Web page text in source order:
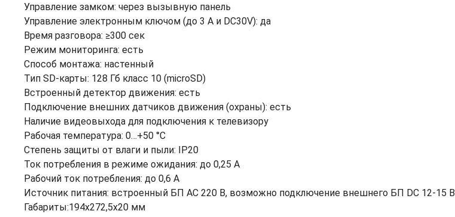
Управление замком: через вызывную панель
Управление электронным ключом (до 3 А и DC30V): да
Время разговора: ≥300 сек
Режим мониторинга: есть
Способ монтажа: настенный
Тип SD-карты: 128 Гб класс 10 (microSD)
Встроенный детектор движения: есть
Подключение внешних датчиков движения (охраны): есть
Наличие видеовыхода для подключения к телевизору
Рабочая температура: 0…+50 °С
Степень защиты от влаги и пыли: IP20
Ток потребления в режиме ожидания: до 0,25 А
Рабочий ток потребления: до 0,6 А
Источник питания: встроенный БП АС 220 В, возможно подключение внешнего БП DC 12-15 В
Габариты:194х272,5х20 мм